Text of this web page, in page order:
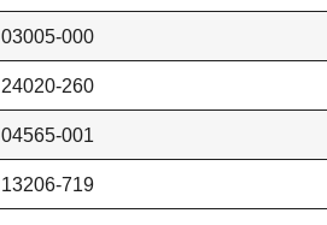
03005-000
24020-260
04565-001
13206-719